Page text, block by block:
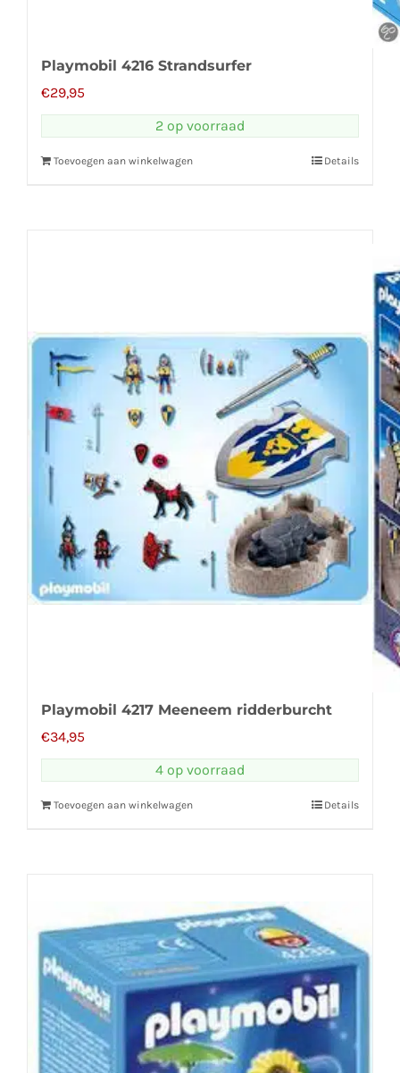
Playmobil 4216 Strandsurfer
€29,95
2 op voorraad
Toevoegen aan winkelwagen Details
Playmobil 4217 Meeneem ridderburcht
€34,95
4 op voorraad
Toevoegen aan winkelwagen Details